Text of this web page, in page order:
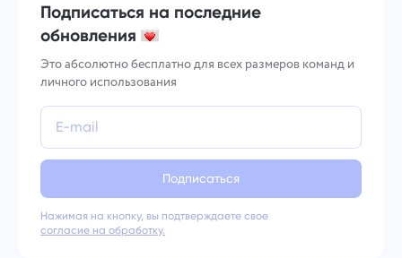
Подписаться на последние
обновления
Это абсолютно бесплатно для всех размеров команд и
личного использования
Подписаться
Нажимая на кнопку, вы подтверждаете свое
согласие на обработку.